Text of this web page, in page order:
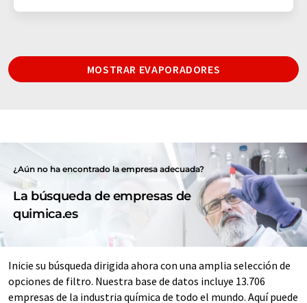
MOSTRAR EVAPORADORES
¿Aún no ha encontrado la empresa adecuada?
La búsqueda de empresas de
quimica.es
Inicie su búsqueda dirigida ahora con una amplia selección de
opciones de filtro. Nuestra base de datos incluye 13.706
empresas de la industria química de todo el mundo. Aquí puede